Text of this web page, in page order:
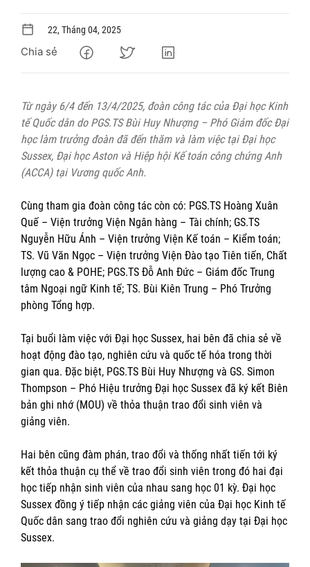
22, Tháng 04, 2025
Chia sẻ
Từ ngày 6/4 đến 13/4/2025, đoàn công tác của Đại học Kinh
tế Quốc dân do PGS.TS Bùi Huy Nhượng – Phó Giám đốc Đại
học làm trưởng đoàn đã đến thăm và làm việc tại Đại học
Sussex, Đại học Aston và Hiệp hội Kế toán công chứng Anh
(ACCA) tại Vương quốc Anh.
Cùng tham gia đoàn công tác còn có: PGS.TS Hoàng Xuân
Quế – Viện trưởng Viện Ngân hàng – Tài chính; GS.TS
Nguyễn Hữu Ánh – Viện trưởng Viện Kế toán – Kiểm toán;
TS. Vũ Văn Ngọc – Viện trưởng Viện Đào tạo Tiên tiến, Chất
lượng cao & POHE; PGS.TS Đỗ Anh Đức – Giám đốc Trung
tâm Ngoại ngữ Kinh tế; TS. Bùi Kiên Trung – Phó Trưởng
phòng Tổng hợp.
Tại buổi làm việc với Đại học Sussex, hai bên đã chia sẻ về
hoạt động đào tạo, nghiên cứu và quốc tế hóa trong thời
gian qua. Đặc biệt, PGS.TS Bùi Huy Nhượng và GS. Simon
Thompson – Phó Hiệu trưởng Đại học Sussex đã ký kết Biên
bản ghi nhớ (MOU) về thỏa thuận trao đổi sinh viên và
giảng viên.
Hai bên cũng đàm phán, trao đổi và thống nhất tiến tới ký
kết thỏa thuận cụ thể về trao đổi sinh viên trong đó hai đại
học tiếp nhận sinh viên của nhau sang học 01 kỳ. Đại học
Sussex đồng ý tiếp nhận các giảng viên của Đại học Kinh tế
Quốc dân sang trao đổi nghiên cứu và giảng dạy tại Đại học
Sussex.